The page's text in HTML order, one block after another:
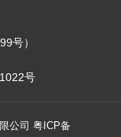
号）
号
公司 粤ICP备